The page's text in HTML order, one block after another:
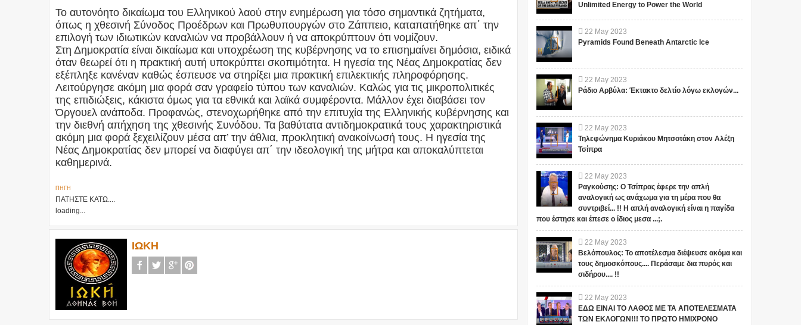
Το αυτονόητο δικαίωμα του Ελληνικού λαού στην ενημέρωση για τόσο σημαντικά ζητήματα,
όπως η χθεσινή Σύνοδος Προέδρων και Πρωθυπουργών στο Ζάππειο, καταπατήθηκε απ΄ την
επιλογή των ιδιωτικών καναλιών να προβάλλουν ή να αποκρύπτουν ότι νομίζουν.
Στη Δημοκρατία είναι δικαίωμα και υποχρέωση της κυβέρνησης να το επισημαίνει δημόσια, ειδικά
όταν θεωρεί ότι η πρακτική αυτή υποκρύπτει σκοπιμότητα. Η ηγεσία της Νέας Δημοκρατίας δεν
εξέπληξε κανέναν καθώς έσπευσε να στηρίξει μια πρακτική επιλεκτικής πληροφόρησης.
Λειτούργησε ακόμη μια φορά σαν γραφείο τύπου των καναλιών. Καλώς για τις μικροπολιτικές
της επιδιώξεις, κάκιστα όμως για τα εθνικά και λαϊκά συμφέροντα. Μάλλον έχει διαβάσει τον
Όργουελ ανάποδα. Προφανώς, στενοχωρήθηκε από την επιτυχία της Ελληνικής κυβέρνησης και
την διεθνή απήχηση της χθεσινής Συνόδου. Τα βαθύτατα αντιδημοκρατικά τους χαρακτηριστικά
ακόμη μια φορά ξεχειλίζουν μέσα απ’ την άθλια, προκλητική ανακοίνωσή τους. Η ηγεσία της
Νέας Δημοκρατίας δεν μπορεί να διαφύγει απ΄ την ιδεολογική της μήτρα και αποκαλύπτεται
καθημερινά.
ΠΗΓΗ
ΠΑΤΗΣΤΕ ΚΑΤΩ....
loading...
ΙΩΚΗ
Unlimited Energy to Power the World
22 May 2023
Pyramids Found Beneath Antarctic Ice
22 May 2023
Ράδιο Αρβύλα: Έκτακτο δελτίο λόγω εκλογών...
22 May 2023
Τηλεφώνημα Κυριάκου Μητσοτάκη στον Αλέξη
Τσίπρα
22 May 2023
Ραγκούσης: Ο Τσίπρας έφερε την απλή
αναλογική ως ανάχωμα για τη μέρα που θα
συντριβεί... !! Η απλή αναλογική είναι η παγίδα
που έστησε και έπεσε ο ίδιος μεσα ...;.
22 May 2023
Βελόπουλος: Το αποτέλεσμα διέψευσε ακόμα και
τους δημοσκόπους.... Περάσαμε δια πυρός και
σιδήρου.... !!
22 May 2023
ΕΔΩ ΕΙΝΑΙ ΤΟ ΛΑΘΟΣ ΜΕ ΤΑ ΑΠΟΤΕΛΕΣΜΑΤΑ
ΤΩΝ ΕΚΛΟΓΩΝ!!! ΤΟ ΠΡΩΤΟ ΗΜΙΧΡΟΝΟ